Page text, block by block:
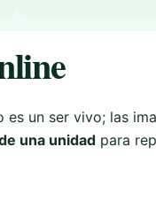
un ser vivo; las
una unidad para